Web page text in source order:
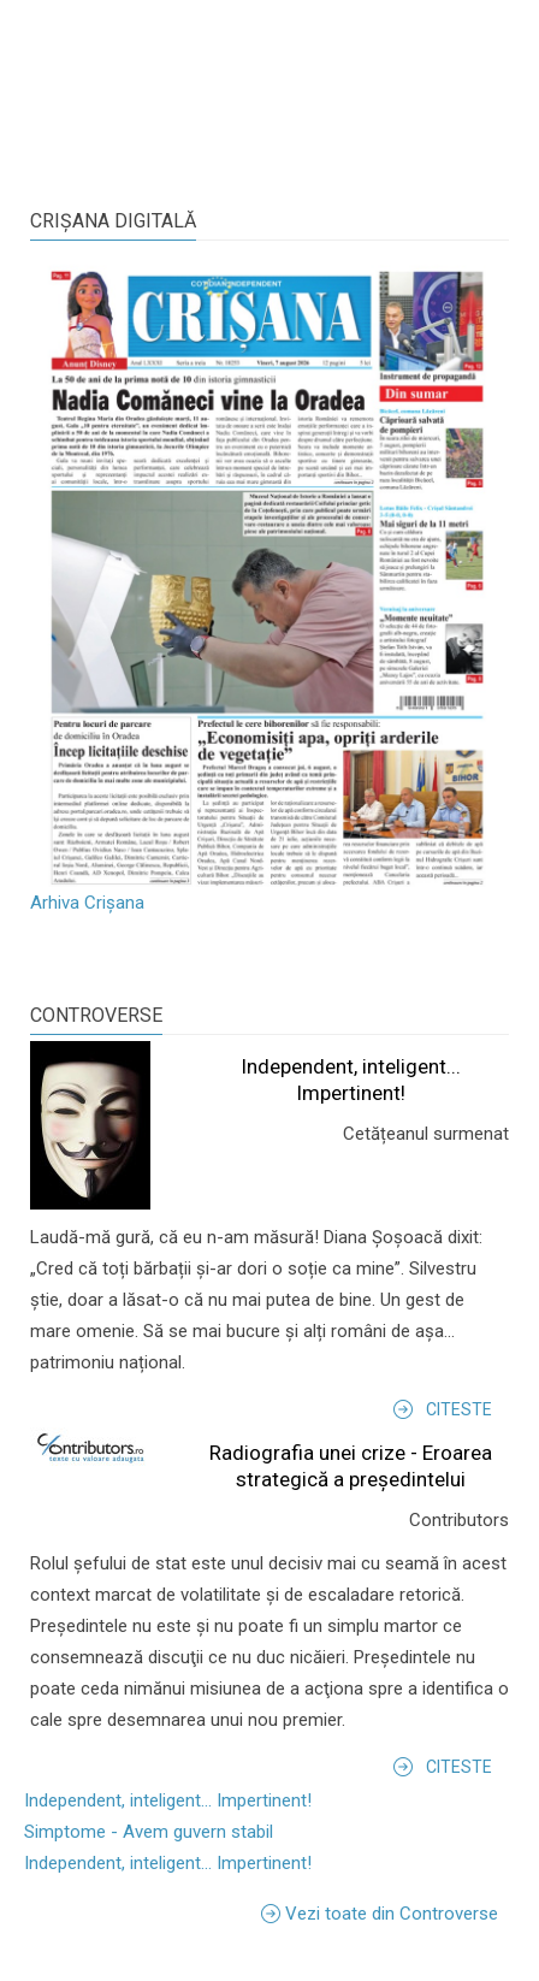
CRIŞANA DIGITALĂ
Arhiva Crișana
CONTROVERSE
Independent, inteligent...
Impertinent!
Cetățeanul surmenat
Laudă-mă gură, că eu n-am măsură! Diana Șoșoacă dixit:
„Cred că toți bărbații și-ar dori o soție ca mine”. Silvestru
știe, doar a lăsat-o că nu mai putea de bine. Un gest de
mare omenie. Să se mai bucure și alți români de așa...
patrimoniu național.
CITESTE
Radiografia unei crize - Eroarea
strategică a președintelui
Contributors
Rolul şefului de stat este unul decisiv mai cu seamă în acest
context marcat de volatilitate şi de escaladare retorică.
Preşedintele nu este şi nu poate fi un simplu martor ce
consemnează discuţii ce nu duc nicăieri. Preşedintele nu
poate ceda nimănui misiunea de a acţiona spre a identifica o
cale spre desemnarea unui nou premier.
CITESTE
Independent, inteligent... Impertinent!
Simptome - Avem guvern stabil
Independent, inteligent... Impertinent!
Vezi toate din Controverse